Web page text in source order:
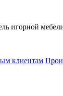
игорной
клиентам